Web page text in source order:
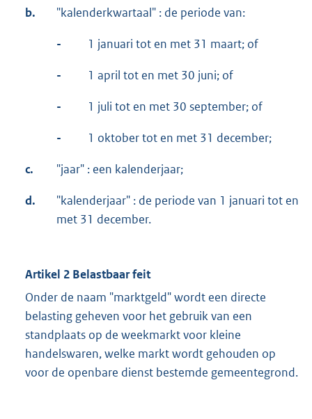
b. "kalenderkwartaal" : de periode van:
- 1 januari tot en met 31 maart; of
- 1 april tot en met 30 juni; of
- 1 juli tot en met 30 september; of
- 1 oktober tot en met 31 december;
c. "jaar" : een kalenderjaar;
d.
"kalenderjaar" : de periode van 1 januari tot en
met 31 december.
Artikel 2 Belastbaar feit
Onder de naam "marktgeld" wordt een directe
belasting geheven voor het gebruik van een
standplaats op de weekmarkt voor kleine
handelswaren, welke markt wordt gehouden op
voor de openbare dienst bestemde gemeentegrond.